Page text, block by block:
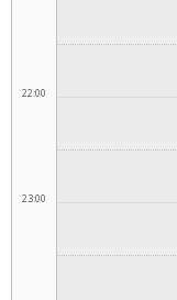
22:00
23:00